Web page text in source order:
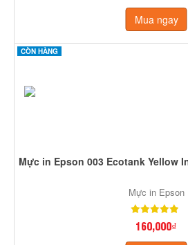
Mua ngay
CÒN HÀNG
Mực in Epson 003 Ecotank Yellow
Mực in Epson
160,000₫